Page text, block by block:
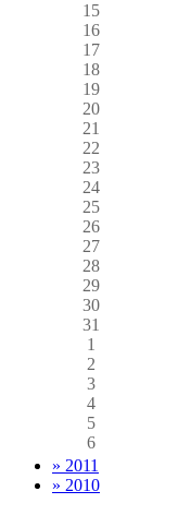
15
16
17
18
19
20
21
22
23
24
25
26
27
28
29
30
31
1
2
3
4
5
6
» 2011
» 2010